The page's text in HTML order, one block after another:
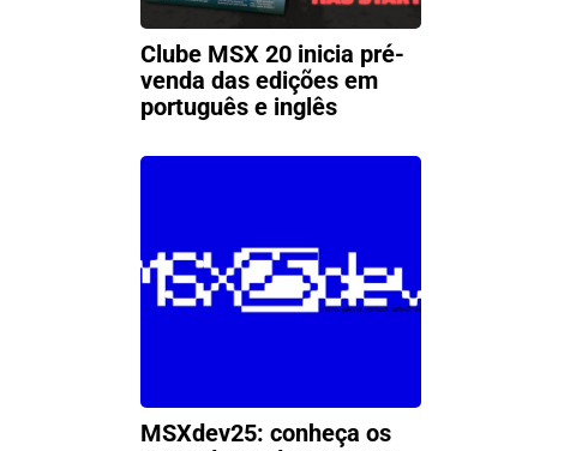
Clube MSX 20 inicia pré-
venda das edições em
português e inglês
MSXdev25: conheça os